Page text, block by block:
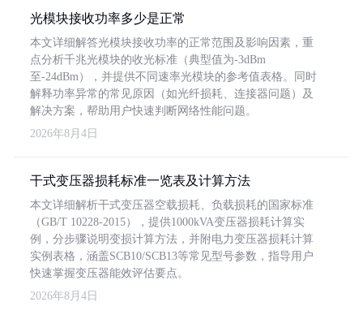
光模块接收功率多少是正常
本文详细解答光模块接收功率的正常范围及影响因素，重
点分析千兆光模块的收光标准（典型值为-3dBm
至-24dBm），并提供不同速率光模块的参考值表格。同时
解释功率异常的常见原因（如光纤损耗、连接器问题）及
解决方案，帮助用户快速判断网络性能问题。
2026年8月4日
干式变压器损耗标准一览表及计算方法
本文详细解析干式变压器空载损耗、负载损耗的国家标准
（GB/T 10228-2015），提供1000kVA变压器损耗计算实
例，分步骤说明变损计算方法，并附电力变压器损耗计算
实例表格，涵盖SCB10/SCB13等常见型号参数，指导用户
快速掌握变压器能效评估要点。
2026年8月4日